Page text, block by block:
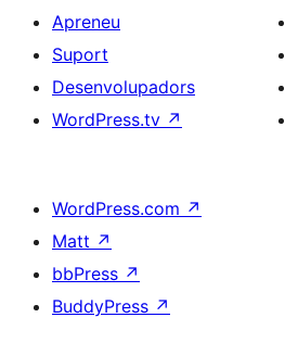
Apreneu
Suport
Desenvolupadors
WordPress.tv ↗
WordPress.com ↗
Matt ↗
bbPress ↗
BuddyPress ↗